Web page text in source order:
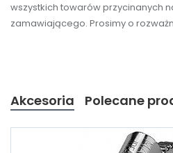
wszystkich towarów przycinanych
zamawiającego. Prosimy o
Akcesoria Polecane